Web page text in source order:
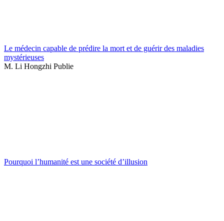
Le médecin capable de prédire la mort et de guérir des maladies
mystérieuses
M. Li Hongzhi Publie
Pourquoi l’humanité est une société d’illusion